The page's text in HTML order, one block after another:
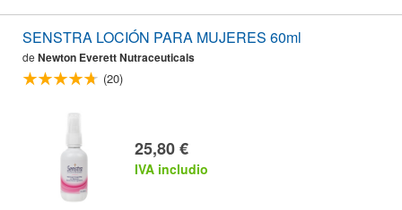
SENSTRA LOCIÓN PARA MUJERES 60ml
de Newton Everett Nutraceuticals
(20)
25,80 €
IVA includio